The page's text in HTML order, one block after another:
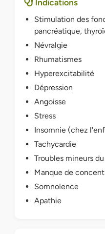
Indications
Stimulation des
pancréatique,
Névralgie
Rhumatismes
Hyperexcitabilité
Dépression
Angoisse
Stress
Insomnie (chez
Tachycardie
Troubles mineurs
Manque de
Somnolence
Apathie